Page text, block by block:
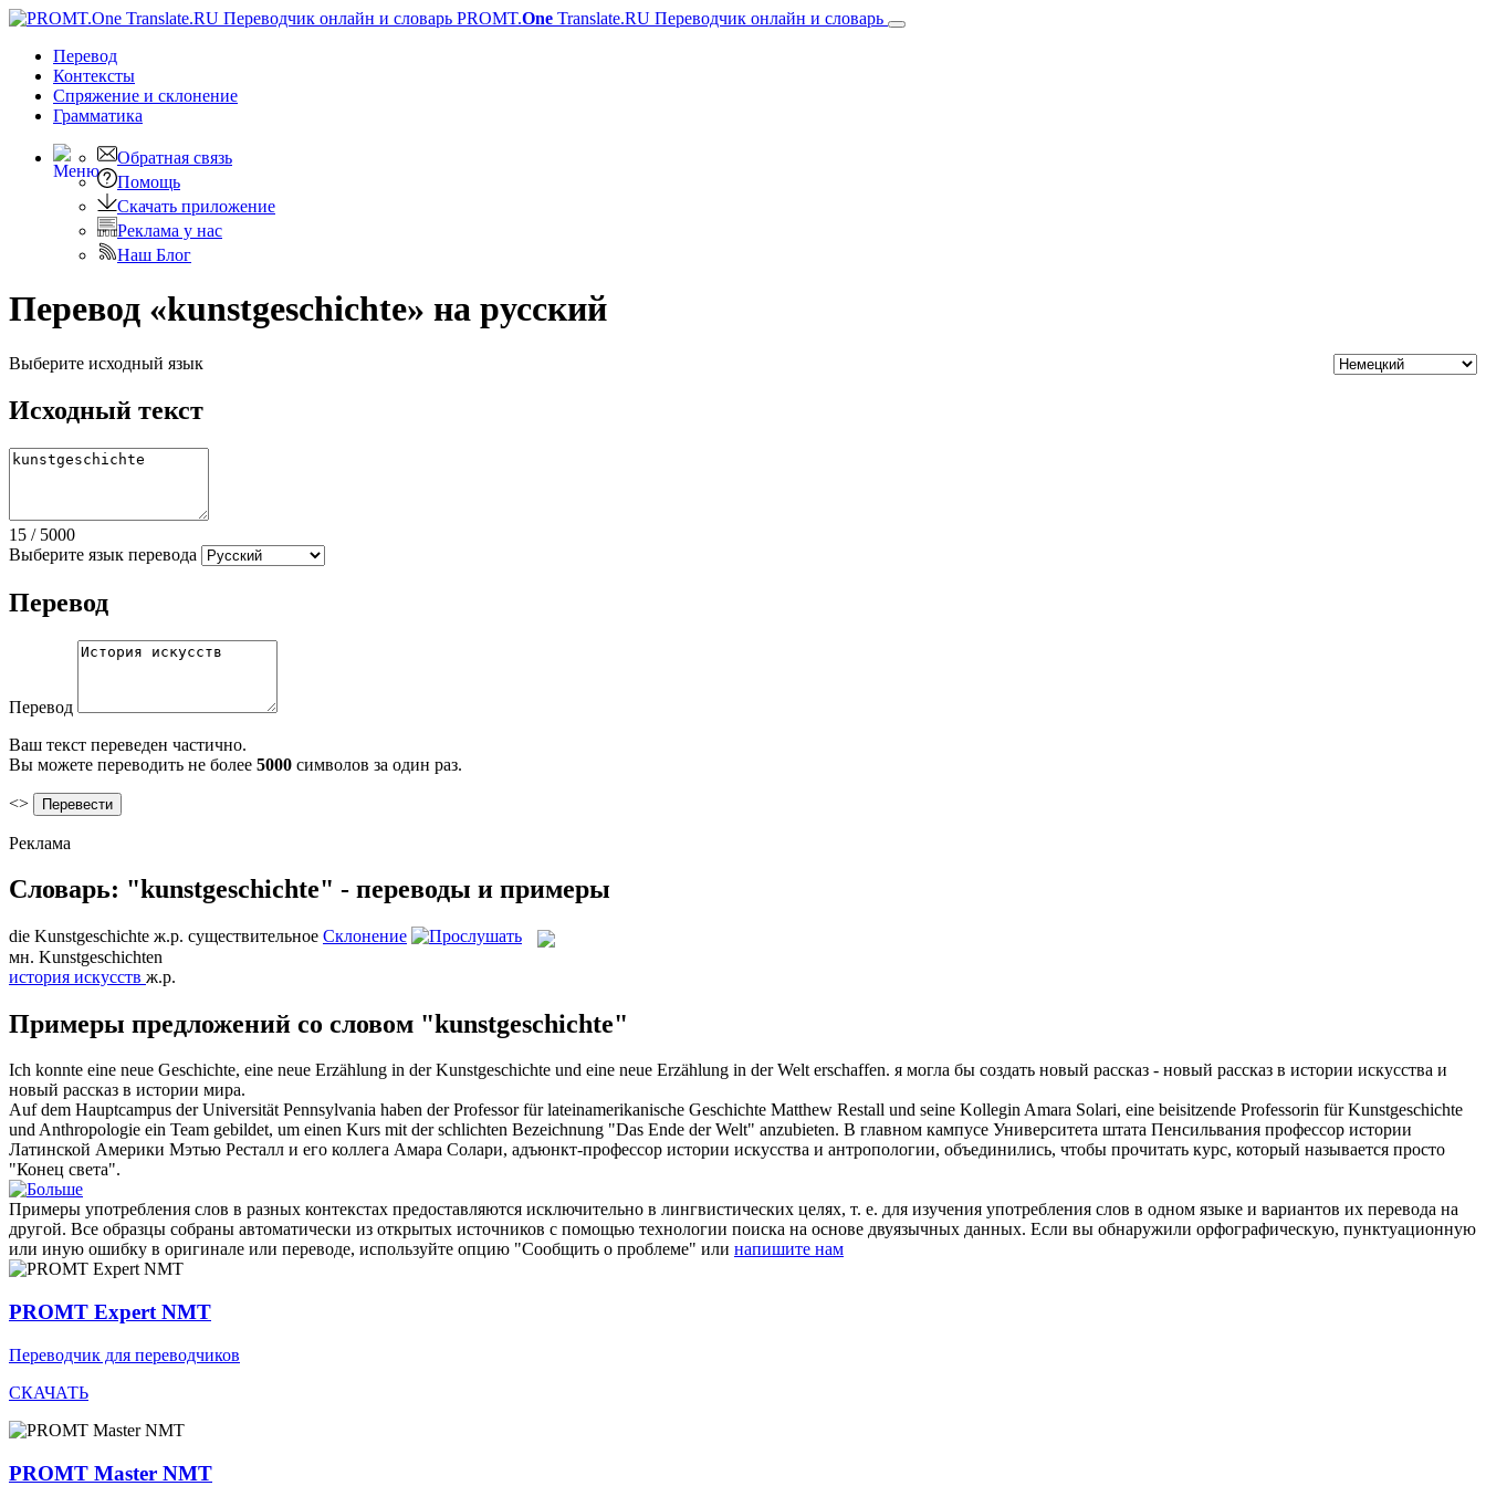
PROMT.One Translate.RU Переводчик онлайн и словарь
Перевод
Контексты
Спряжение и склонение
Грамматика
Обратная связь
Помощь
Скачать приложение
Реклама у нас
Наш Блог
Перевод «kunstgeschichte» на русский
Выберите исходный язык
Исходный текст
15 / 5000
Выберите язык перевода
Перевод
Перевод
Ваш текст переведен частично.
Вы можете переводить не более 5000 символов за один раз.
<>
Реклама
Словарь: "kunstgeschichte" - переводы и примеры
die Kunstgeschichte ж.р. существительное Склонение
мн. Kunstgeschichten
история искусств ж.р.
Примеры предложений со словом "kunstgeschichte"
Ich konnte eine neue Geschichte, eine neue Erzählung in derKunstgeschichte und eine neue Erzählung in der Welt erschaffen. я могла бы создать новый рассказ - новый рассказ в истории искусства и
новый рассказ в истории мира.
Auf dem Hauptcampus der Universität Pennsylvania haben der Professor für lateinamerikanische Geschichte Matthew Restall und seine Kollegin Amara Solari, eine beisitzende Professorin fürKunstgeschichte
und Anthropologie ein Team gebildet, um einen Kurs mit der schlichten Bezeichnung "Das Ende der Welt" anzubieten. В главном кампусе Университета штата Пенсильвания профессор истории
Латинской Америки Мэтью Ресталл и его коллега Амара Солари, адъюнкт-профессор истории искусства и антропологии, объединились, чтобы прочитать курс, который называется просто
"Конец света".
Примеры употребления слов в разных контекстах предоставляются исключительно в лингвистических целях, т. е. для изучения употребления слов в одном языке и вариантов их перевода на
другой. Все образцы собраны автоматически из открытых источников с помощью технологии поиска на основе двуязычных данных. Если вы обнаружили орфографическую, пунктуационную
или иную ошибку в оригинале или переводе, используйте опцию "Сообщить о проблеме" или напишите нам
PROMT Expert NMT
Переводчик для переводчиков
СКАЧАТЬ
PROMT Master NMT